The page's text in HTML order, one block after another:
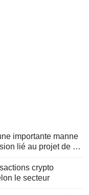
importante manne
lié au projet de loi
crypto
le secteur